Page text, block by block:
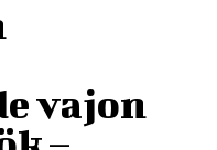
vajon